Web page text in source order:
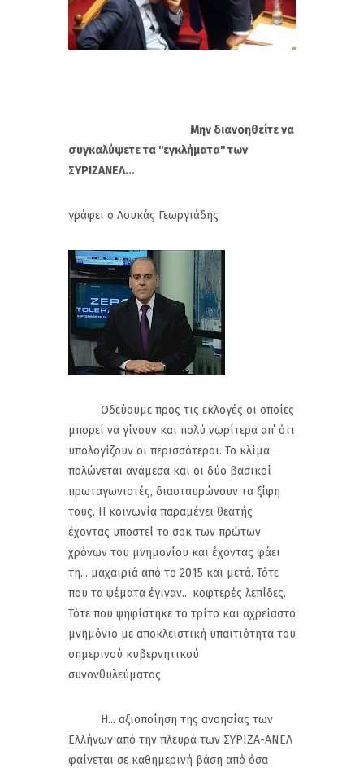
Μην διανοηθείτε να
συγκαλύψετε τα ''εγκλήματα'' των
ΣΥΡΙΖΑΝΕΛ...
γράφει ο Λουκάς Γεωργιάδης
Οδεύουμε προς τις εκλογές οι οποίες
μπορεί να γίνουν και πολύ νωρίτερα απ΄ ότι
υπολογίζουν οι περισσότεροι. Το κλίμα
πολώνεται ανάμεσα και οι δύο βασικοί
πρωταγωνιστές, διασταυρώνουν τα ξίφη
τους. Η κοινωνία παραμένει θεατής
έχοντας υποστεί το σοκ των πρώτων
χρόνων του μνημονίου και έχοντας φάει
τη... μαχαιριά από το 2015 και μετά. Τότε
που τα ψέματα έγιναν... κοφτερές λεπίδες.
Τότε που ψηφίστηκε το τρίτο και αχρείαστο
μνημόνιο με αποκλειστική υπαιτιότητα του
σημερινού κυβερνητικού
συνονθυλεύματος.
Η... αξιοποίηση της ανοησίας των
Ελλήνων από την πλευρά των ΣΥΡΙΖΑ-ΑΝΕΛ
φαίνεται σε καθημερινή βάση από όσα